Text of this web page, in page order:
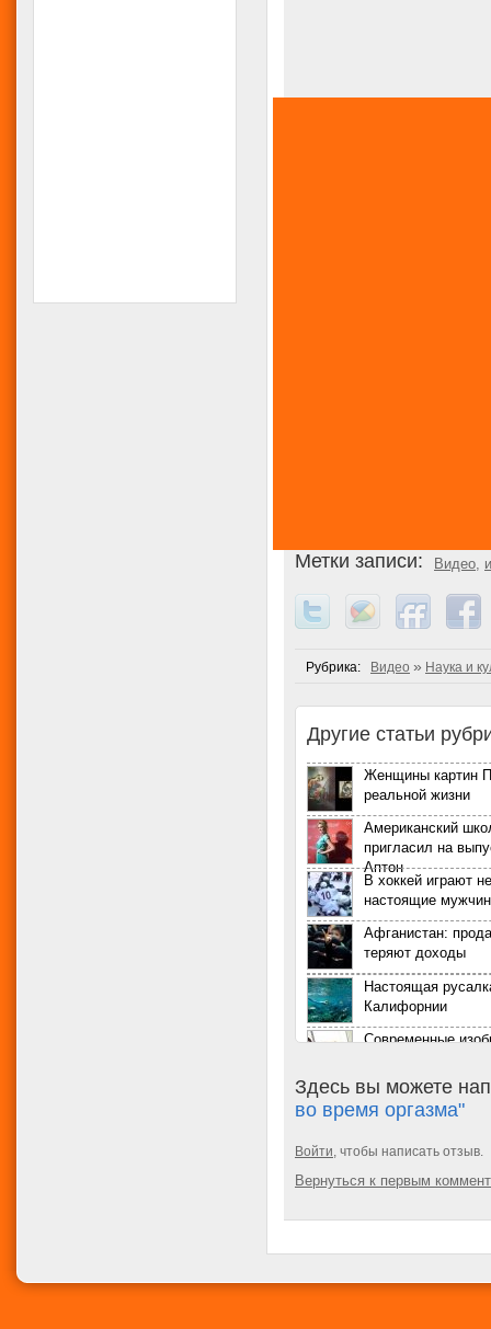
Метки записи: Видео,
Рубрика: Видео » Наука и
Другие статьи
Женщины картин
реальной жизни
Американский
пригласил на
Аптон
В хоккей играют
настоящие
Афганистан:
теряют доходы
Настоящая
Калифорнии
Современные
помощниками
В нью-йоркском
саду зацвели
Юбилейный
выдающихся
Роскошный и
Здесь вы можете
во время оргазма"
Войти, чтобы написать отзыв.
Вернуться к первым